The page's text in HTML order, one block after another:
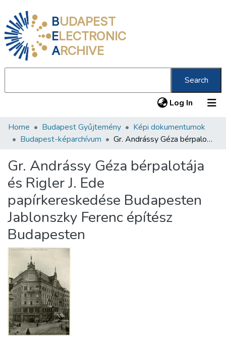
BUDAPEST
ELECTRONIC
ARCHIVE
Search
Log In (current)
Communities & Collections
Statistics
About us
Home Budapest Gyűjtemény
Képi dokumentumok
Budapest-képarchívum
Gr. Andrássy Géza bérpalotája és Rigler J. Ede papírkereskedése Budapesten Jablonszky Ferenc építész Budapesten
Gr. Andrássy Géza bérpalotája
és Rigler J. Ede
papírkereskedése Budapesten
Jablonszky Ferenc építész
Budapesten